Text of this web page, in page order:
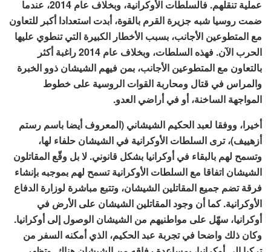
عملية تنقلهم. فالسلطات الأوكرانية، وبخلاف عام 2014، عندما
ضمت روسيا شبه جزيرة القرم بالقوة، أبدت استعدادا أكبر للتعاون
مع المتطوعين الأجانب، بسبب الأخطار الكبيرة التي تنطوي عليها
الحرب الآن. فهذه السلطات، وبخلاف عام 2014 راغبة أكثر
بالتعاون مع المتطوعين الأجانب، بمن فيهم الشيشان ذوو الخبرة
والمراس في قتال ومحاربة القوات الروسية على خطوط
المواجهة الساخنة، أو في أراضي العدو.
أخيرا، ووفقا لعبد الحكيم الشيشاني (المعروف أيضا باسم رستم
أزهييف)، ترى السلطات الأوكرانية في الشيشان حلفاء لها،
وتسمح لهم بالبقاء في أوكرانيا بشكل قانوني. لا بل وقّع المقاتلون
الشيشان اتفاقا مع السلطات الأوكرانية تسمح لهم بموجبه بإنشاء
فرقة تضم جميع المقاتلين الشيشان، وتتبع مباشرة لوزارة الدفاع
الأوكرانية. كما أن وجود المقاتلين الشيشان على الأرض في
أوكرانيا، سهّل على مواطنيهم من الشيشان الوصول إلى أوكرانيا.
وكان ذلك واضحا في تجربة عبد الحكيم، الذي أمكنه السفر من